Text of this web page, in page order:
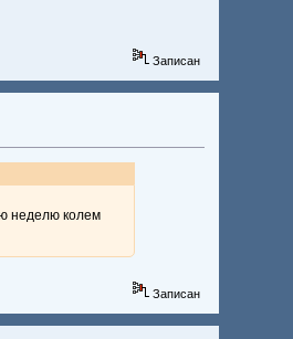
Записан
неделю колем
Записан